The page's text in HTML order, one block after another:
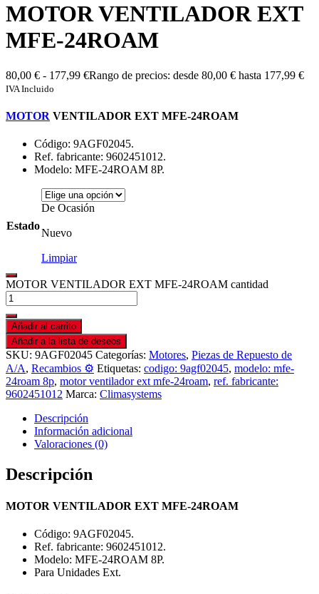
MOTOR VENTILADOR EXT
MFE-24ROAM
80,00 € - 177,99 €Rango de precios: desde 80,00 € hasta 177,99 €
IVA Incluido
MOTOR VENTILADOR EXT MFE-24ROAM
Código: 9AGF02045.
Ref. fabricante: 9602451012.
Modelo: MFE-24ROAM 8P.
Estado
De Ocasión
Nuevo
Limpiar
MOTOR VENTILADOR EXT MFE-24ROAM cantidad
Añadir al carrito
Añadir a la lista de deseos
SKU: 9AGF02045 Categorías: Motores, Piezas de Repuesto de
A/A, Recambios ⚙️ Etiquetas: codigo: 9agf02045, modelo: mfe-
24roam 8p, motor ventilador ext mfe-24roam, ref. fabricante:
9602451012 Marca: Climasystems
Descripción
Información adicional
Valoraciones (0)
Descripción
MOTOR VENTILADOR EXT MFE-24ROAM
Código: 9AGF02045.
Ref. fabricante: 9602451012.
Modelo: MFE-24ROAM 8P.
Para Unidades Ext.